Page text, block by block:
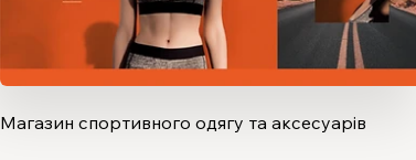
Магазин спортивного одягу та аксесуарів